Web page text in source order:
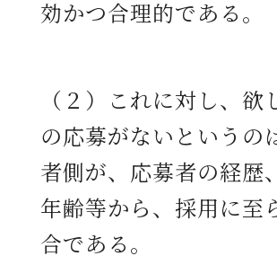
効かつ合理的である。
（２）これに対し、欲
の応募がないというの
者側が、応募者の経歴
年齢等から、採用に至
合である。